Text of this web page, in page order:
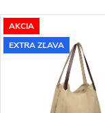
AKCIA
EXTRA ZĽAVA